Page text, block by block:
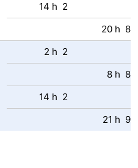
14 h 2
20 h 8
2 h 2
8 h 8
14 h 2
21 h 9